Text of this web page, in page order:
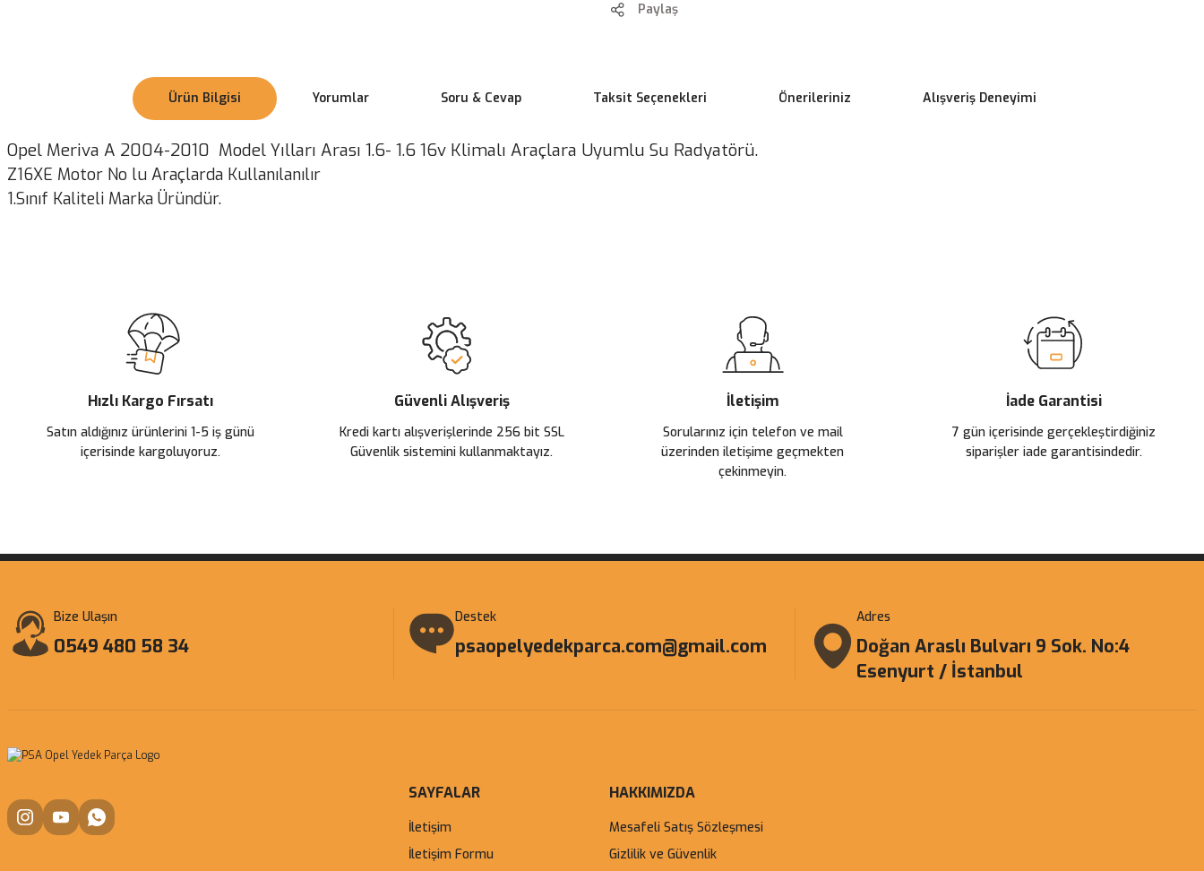
Paylaş
Ürün Bilgisi Yorumlar Soru & Cevap Taksit Seçenekleri Önerileriniz Alışveriş Deneyimi
Opel Meriva A 2004-2010 Model Yılları Arası 1.6- 1.6 16v Klimalı Araçlara Uyumlu Su Radyatörü.
Z16XE Motor No lu Araçlarda Kullanılanılır
1.Sınıf Kaliteli Marka Üründür.
Ürün açıklamasında eksik bilgiler bulunuyor.
Ürün bilgilerinde hatalar bulunuyor.
Ürün fiyatı diğer sitelerden daha pahalı.
Bu ürüne benzer farklı alternatifler olmalı.
Hızlı Kargo Fırsatı
Satın aldığınız ürünlerini 1-5 iş günü
içerisinde kargoluyoruz.
Güvenli Alışveriş
Kredi kartı alışverişlerinde 256 bit SSL
Güvenlik sistemini kullanmaktayız.
İletişim
Sorularınız için telefon ve mail
üzerinden iletişime geçmekten
çekinmeyin.
İade Garantisi
7 gün içerisinde gerçekleştirdiğiniz
siparişler iade garantisindedir.
Bize Ulaşın
0549 480 58 34
Destek
psaopelyedekparca.com@gmail.com
Adres
Doğan Araslı Bulvarı 9 Sok. No:4
Esenyurt / İstanbul
SAYFALAR
İletişim
İletişim Formu
HAKKIMIZDA
Mesafeli Satış Sözleşmesi
Gizlilik ve Güvenlik